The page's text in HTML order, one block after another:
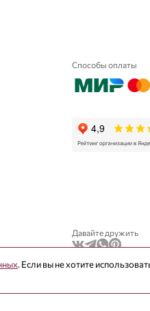
Способы оплаты
Давайте дружить
. Если вы не хотите